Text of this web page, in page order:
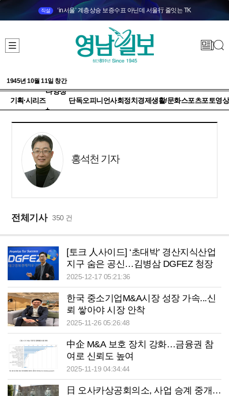
직설 ‘in서울’ 계층상승 보증수표 아닌데 서울行 줄잇는 TK
1945년 10월 11일 창간
기획·시리즈
다양성
+
단독오피니언사회정치 경제생활/문화스포츠포토영상
홍석천 기자
전체기사 350 건
[토크 人사이드] ‘초대박’ 경산지식산업
지구 숨은 공신…김병삼 DGFEZ 청장
의 기업·투자 지역 유치 해법은?
2025-12-17 05:21:36
한국 중소기업M&A시장 성장 가속...신
뢰 쌓아야 시장 안착
2025-11-26 05:26:48
中企 M&A 보호 장치 강화…금융권 참
여로 신뢰도 높여
2025-11-19 04:34:44
日 오사카상공회의소, 사업 승계 중개…